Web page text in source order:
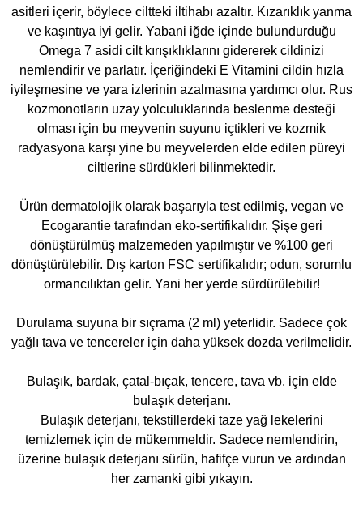
asitleri içerir, böylece ciltteki iltihabı azaltır. Kızarıklık yanma
ve kaşıntıya iyi gelir. Yabani iğde içinde bulundurduğu
Omega 7 asidi cilt kırışıklıklarını gidererek cildinizi
nemlendirir ve parlatır. İçeriğindeki E Vitamini cildin hızla
iyileşmesine ve yara izlerinin azalmasına yardımcı olur. Rus
kozmonotların uzay yolculuklarında beslenme desteği
olması için bu meyvenin suyunu içtikleri ve kozmik
radyasyona karşı yine bu meyvelerden elde edilen püreyi
ciltlerine sürdükleri bilinmektedir.
Ürün dermatolojik olarak başarıyla test edilmiş, vegan ve
Ecogarantie tarafından eko-sertifikalıdır. Şişe geri
dönüştürülmüş malzemeden yapılmıştır ve %100 geri
dönüştürülebilir. Dış karton FSC sertifikalıdır; odun, sorumlu
ormancılıktan gelir. Yani her yerde sürdürülebilir!
Durulama suyuna bir sıçrama (2 ml) yeterlidir. Sadece çok
yağlı tava ve tencereler için daha yüksek dozda verilmelidir.
Bulaşık, bardak, çatal-bıçak, tencere, tava vb. için elde
bulaşık deterjanı.
Bulaşık deterjanı, tekstillerdeki taze yağ lekelerini
temizlemek için de mükemmeldir. Sadece nemlendirin,
üzerine bulaşık deterjanı sürün, hafifçe vurun ve ardından
her zamanki gibi yıkayın.